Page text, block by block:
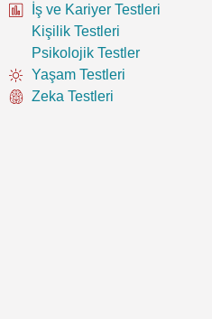
İş ve Kariyer Testleri
Kişilik Testleri
Psikolojik Testler
Yaşam Testleri
Zeka Testleri